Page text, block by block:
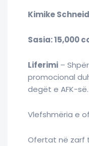
Kimike
Sasia: 15,000
Liferimi –
promocional
degët e AFK-së.
Vlefshmëria e
Ofertat në zarf